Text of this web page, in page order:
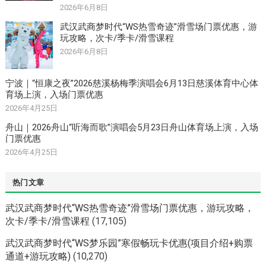
2026年6月8日
武汉武商梦时代“WS热雪奇迹”滑雪场门票优惠，游
玩攻略，次卡/季卡/滑雪课程
2026年6月8日
宁波｜“恒康之夜”2026慈溪杨梅季演唱会6月13日慈溪体育中心体
育场上演，入场门票优惠
2026年4月25日
舟山｜2026舟山“听海而歌”演唱会5月23日舟山体育场上演，入场
门票优惠
2026年4月25日
热门文章
武汉武商梦时代“WS热雪奇迹”滑雪场门票优惠，游玩攻略，
次卡/季卡/滑雪课程 (17,105)
武汉武商梦时代“WS梦乐园”寒假畅玩卡优惠(项目介绍+购票
通道+游玩攻略) (10,270)